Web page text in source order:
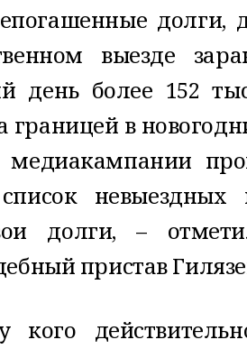
долги,
выезде
день более 152
границей в
медиакампании
невыездных
долги, –
пристав
кого